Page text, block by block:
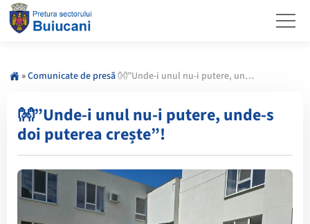
»Comunicate de presă 👐”Unde-i unul nu-i putere, unde-s doi puterea crește”!
👐”Unde-i unul nu-i putere, unde-s
doi puterea crește”!